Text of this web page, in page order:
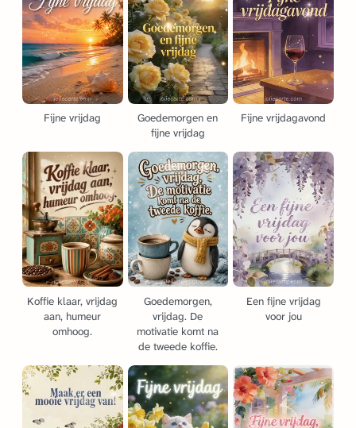
Fijne vrijdag
Goedemorgen en
fijne vrijdag
Fijne vrijdagavond
Koffie klaar, vrijdag
aan, humeur
omhoog.
Goedemorgen,
vrijdag. De
motivatie komt na
de tweede koffie.
Een fijne vrijdag
voor jou